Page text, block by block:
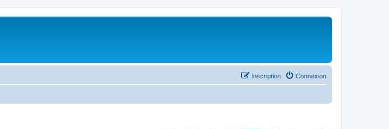
Connexion
Inscription